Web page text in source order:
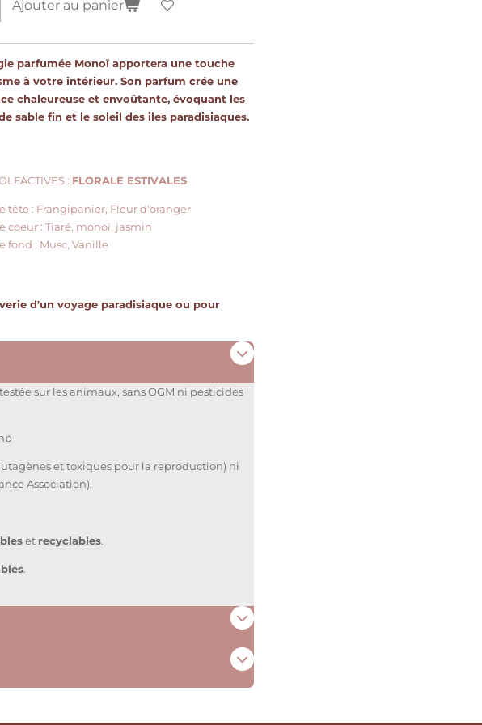
Ajouter au panier
parfumée Monoï apportera une touche
à votre intérieur. Son parfum crée une
chaleureuse et envoûtante, évoquant les
sable fin et le soleil des iles paradisiaques.
: FLORALE ESTIVALES
tête : Frangipanier, Fleur d'oranger
coeur : Tiaré, monoï, jasmin
fond : Musc, Vanille
d'un voyage paradisiaque ou pour
sur les animaux, sans OGM ni pesticides
et toxiques pour la reproduction) ni
Association).
et recyclables.
.